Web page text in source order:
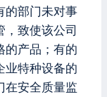
的部门未对事
，致使该公司
的产品；有的
业特种设备的
在安全质量监